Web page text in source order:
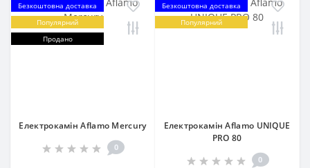
Безкоштовна доставка
Популярний
Продано
Електрокамін Aflamo Mercury
0
Безкоштовна доставка
Популярний
Електрокамін Aflamo UNIQUE
PRO 80
0